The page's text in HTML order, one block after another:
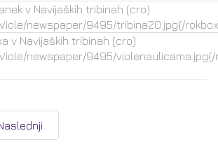
v Navijaških tribinah (cro)
newspaper/9495/tribina20.jpg{/
v Navijaških tribinah (cro)
newspaper/9495/violenaulicama.jpg{/